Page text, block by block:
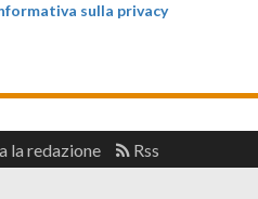
sulla privacy
la redazione Rss